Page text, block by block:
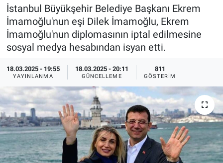
İstanbul Büyükşehir Belediye Başkanı Ekrem
İmamoğlu'nun eşi Dilek İmamoğlu, Ekrem
İmamoğlu'nun diplomasının iptal edilmesine
sosyal medya hesabından isyan etti.
18.03.2025 - 19:55
YAYINLANMA
18.03.2025 - 20:11
GÜNCELLEME
811
GÖSTERIM
Dünya
Ege Saati
Ege'den Esintiler
Eğitim
Eğlence
Ekonomi
Spor
Yayın Akışı
İletişim
Son Dakika Haberleri
Haber Arşivi